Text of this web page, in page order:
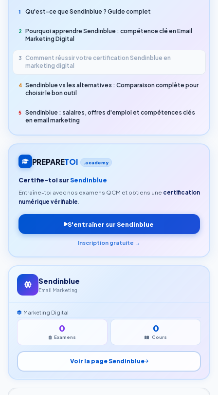
1 Qu'est-ce que Sendinblue ? Guide complet
2
Pourquoi apprendre Sendinblue : compétence clé en Email
Marketing Digital
3
Comment réussir votre certification Sendinblue en
marketing digital
4 Sendinblue vs les alternatives : Comparaison complète pour
choisir le bon outil
5
Sendinblue : salaires, offres d'emploi et compétences clés
en email marketing
PREPARETOI .academy
Certifie-toi surSendinblue
Entraîne-toi avec nos examens QCM et obtiens une certification
numérique vérifiable.
S'entraîner sur Sendinblue
Inscription gratuite →
Sendinblue
Email Marketing
Marketing Digital
0
Examens
0
Cours
Voir la page Sendinblue